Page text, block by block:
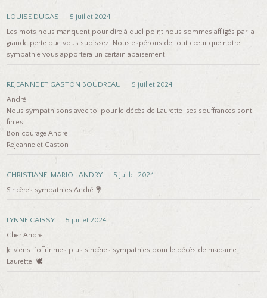
LOUISE DUGAS
5 juillet 2024
Les mots nous manquent pour dire à quel point nous sommes affligés par la
grande perte que vous subissez. Nous espérons de tout cœur que notre
sympathie vous apportera un certain apaisement.
REJEANNE ET GASTON BOUDREAU
5 juillet 2024
André
Nous sympathisons avec toi pour le décès de Laurette ,ses souffrances sont
finies
Bon courage André
Rejeanne et Gaston
CHRISTIANE, MARIO LANDRY
5 juillet 2024
Sincères sympathies André.💐
LYNNE CAISSY
5 juillet 2024
Cher André,
Je viens t’offrir mes plus sincères sympathies pour le décès de madame
Laurette. 🕊